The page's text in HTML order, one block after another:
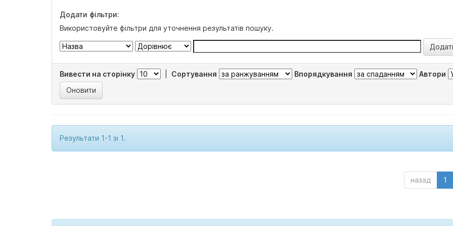
Додати фільтри:
Використовуйте фільтри для уточнення результатів пошуку.
Вивести на сторінку Сортування Впорядкування Автори
Результати 1-1 зі 1.
назад 1